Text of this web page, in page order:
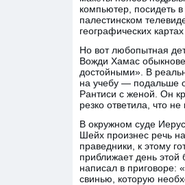
компьютер, посидеть
палестинском
географических
Но вот любопытная
Вожди Хамас
достойными». В
на учебу — подальше
Рантиси с женой. Он
резко ответила, что
В окружном суде
Шейх произнес речь
праведники, к этому
приближает день
написал в приговоре:
свинью, которую